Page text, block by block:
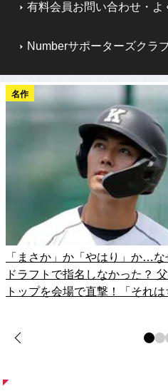
有料会員お問い合わせ・よ
Numberサポーターズクラ
名作
「まさか」か「やはり」か…
ドラフトで指名しなかった？
トップを会場で直撃！「それ